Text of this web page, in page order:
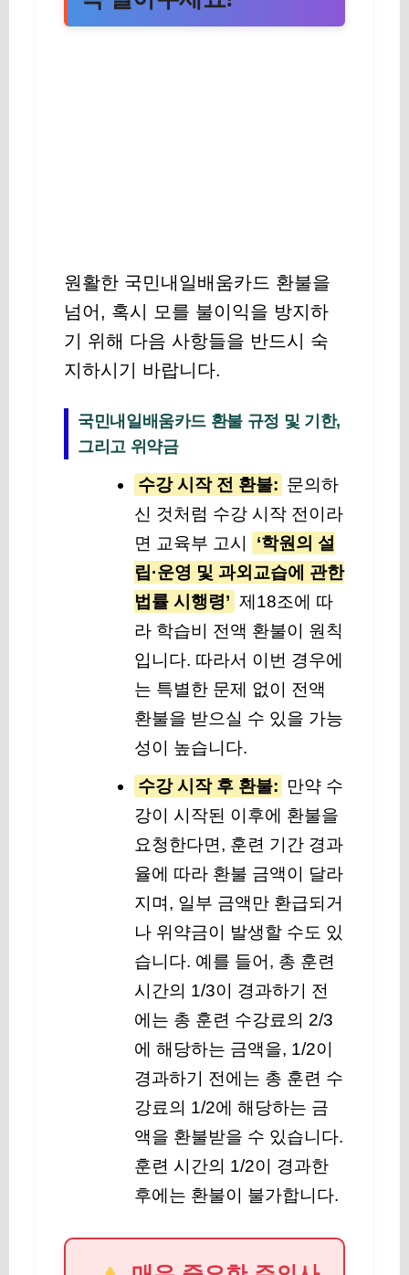
원활한 국민내일배움카드 환불을
넘어, 혹시 모를 불이익을 방지하
기 위해 다음 사항들을 반드시 숙
지하시기 바랍니다.
국민내일배움카드 환불 규정 및 기한,
그리고 위약금
수강 시작 전 환불: 문의하
신 것처럼 수강 시작 전이라
면 교육부 고시
‘학원의 설
립·운영 및 과외교습에 관한
법률 시행령’ 제18조에 따
라 학습비 전액 환불이 원칙
입니다. 따라서 이번 경우에
는 특별한 문제 없이 전액
환불을 받으실 수 있을 가능
성이 높습니다.
수강 시작 후 환불: 만약 수
강이 시작된 이후에 환불을
요청한다면, 훈련 기간 경과
율에 따라 환불 금액이 달라
지며, 일부 금액만 환급되거
나 위약금이 발생할 수도 있
습니다. 예를 들어, 총 훈련
시간의 1/3이 경과하기 전
에는 총 훈련 수강료의 2/3
에 해당하는 금액을, 1/2이
경과하기 전에는 총 훈련 수
강료의 1/2에 해당하는 금
액을 환불받을 수 있습니다.
훈련 시간의 1/2이 경과한
후에는 환불이 불가합니다.